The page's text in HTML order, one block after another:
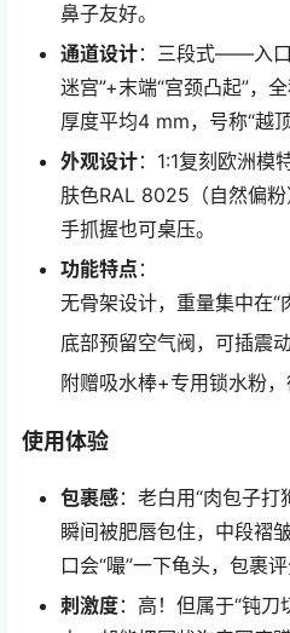
鼻子友好。
通道设计：三段式——入口
迷宫”+末端“宫颈凸起”，
厚度平均4 mm，号称“越顶
外观设计：1:1复刻欧洲模
肤色RAL 8025（自然偏粉
手抓握也可桌压。
功能特点 ：
无骨架设计，重量集中在“
底部预留空气阀，可插震
附赠吸水棒+专用锁水粉，
使用体验
包裹感：老白用“肉包子
瞬间被肥唇包住，中段褶
口会“嘬”一下龟头，包裹评
刺激度：高！但属于“钝刀